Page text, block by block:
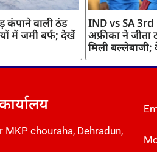
कंपाने वाली ठंड
में जमी बर्फ; देखें
IND vs SA
अफ्रीका ने जीता
मिली
chouraha, Dehradun,